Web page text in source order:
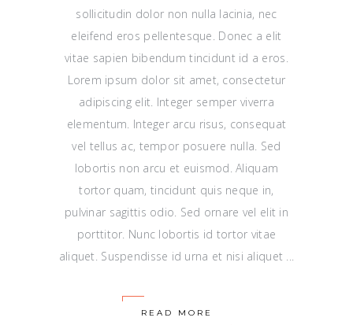
sollicitudin dolor non nulla lacinia, nec
eleifend eros pellentesque. Donec a elit
vitae sapien bibendum tincidunt id a eros.
Lorem ipsum dolor sit amet, consectetur
adipiscing elit. Integer semper viverra
elementum. Integer arcu risus, consequat
vel tellus ac, tempor posuere nulla. Sed
lobortis non arcu et euismod. Aliquam
tortor quam, tincidunt quis neque in,
pulvinar sagittis odio. Sed ornare vel elit in
porttitor. Nunc lobortis id tortor vitae
aliquet. Suspendisse id urna et nisi aliquet
READ MORE